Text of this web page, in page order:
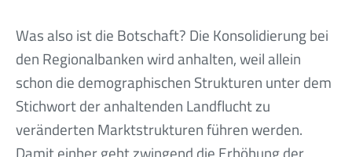
Was also ist die Botschaft? Die Konsolidierung bei
den Regionalbanken wird anhalten, weil allein
schon die demographischen Strukturen unter dem
Stichwort der anhaltenden Landflucht zu
veränderten Marktstrukturen führen werden.